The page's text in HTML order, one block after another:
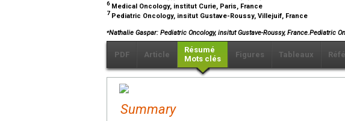
6Medical Oncology, institut Curie, Paris, France
7 Pediatric Oncology, insitut Gustave-Roussy, Villejuif, France
⁎Nathalie Gaspar: Pediatric Oncology, insitut Gustave-Roussy, France.Pediatric
PDF Article
Résumé
Mots clés
Figures Tableaux
Summary